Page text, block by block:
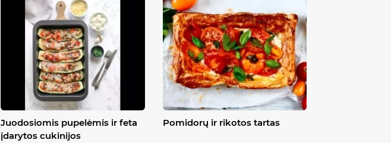
Juodosiomis pupelėmis ir feta
įdarytos cukinijos
Pomidorų ir rikotos tartas